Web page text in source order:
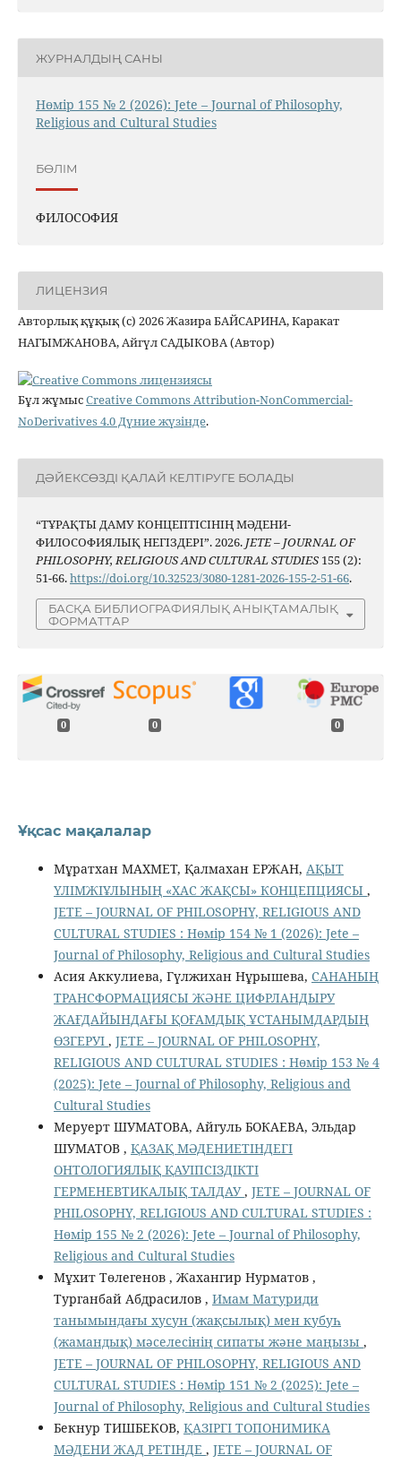
ЖУРНАЛДЫҢ САНЫ
Нөмір 155 № 2 (2026): Jete – Jоurnal of Philosophy,
Religious аnd Cultural Studies
БӨЛІМ
ФИЛОСОФИЯ
ЛИЦЕНЗИЯ
Авторлық құқық (c) 2026 Жазира БАЙСАРИНА, Каракат
НАГЫМЖАНОВА, Айгүл САДЫКОВА (Автор)
Бұл жұмысCreative Commons Attribution-NonCommercial-
NoDerivatives 4.0 Дүние жүзінде.
ДӘЙЕКСӨЗДІ ҚАЛАЙ КЕЛТІРУГЕ БОЛАДЫ
“ТҰРАҚТЫ ДАМУ КОНЦЕПТІСІНІҢ МӘДЕНИ-
ФИЛОСОФИЯЛЫҚ НЕГІЗДЕРІ”. 2026. JETE – JОURNAL OF
PHILOSOPHY, RELIGIOUS AND CULTURAL STUDIES155 (2):
51-66.https://doi.org/10.32523/3080-1281-2026-155-2-51-66.
БАСҚА БИБЛИОГРАФИЯЛЫҚ АНЫҚТАМАЛЫҚ
ФОРМАТТАР
0 0 0
Ұқсас мақалалар
Мұратхан МАХМЕТ, Қалмахан ЕРЖАН, АҚЫТ
ҮЛІМЖІҰЛЫНЫҢ «ХАС ЖАҚСЫ» КОНЦЕПЦИЯСЫ ,
JETE – JОURNAL OF PHILOSOPHY, RELIGIOUS AND
CULTURAL STUDIES : Нөмір 154 № 1 (2026): Jete –
Jоurnal of Philosophy, Religious аnd Cultural Studies
Асия Аккулиева, Гүлжихан Нұрышева, САНАНЫҢ
ТРАНСФОРМАЦИЯСЫ ЖӘНЕ ЦИФРЛАНДЫРУ
ЖАҒДАЙЫНДАҒЫ ҚОҒАМДЫҚ ҰСТАНЫМДАРДЫҢ
ӨЗГЕРУІ , JETE – JОURNAL OF PHILOSOPHY,
RELIGIOUS AND CULTURAL STUDIES : Нөмір 153 № 4
(2025): Jete – Jоurnal of Philosophy, Religious аnd
Cultural Studies
Меруерт ШУМАТОВА, Айгуль БОКАЕВА, Эльдар
ШУМАТОВ , ҚАЗАҚ МӘДЕНИЕТІНДЕГІ
ОНТОЛОГИЯЛЫҚ ҚАУІПСІЗДІКТІ
ГЕРМЕНЕВТИКАЛЫҚ ТАЛДАУ, JETE – JОURNAL OF
PHILOSOPHY, RELIGIOUS AND CULTURAL STUDIES :
Нөмір 155 № 2 (2026): Jete – Jоurnal of Philosophy,
Religious аnd Cultural Studies
Мұхит Төлегенов , Жахангир Нурматов ,
Турганбай Абдрасилов , Имам Матуриди
танымындағы хусун (жақсылық) мен кубуһ
(жамандық) мәселесінің сипаты және маңызы ,
JETE – JОURNAL OF PHILOSOPHY, RELIGIOUS AND
CULTURAL STUDIES : Нөмір 151 № 2 (2025): Jete –
Jоurnal of Philosophy, Religious аnd Cultural Studies
Бекнур ТИШБЕКОВ, ҚАЗІРГІ ТОПОНИМИКА
МӘДЕНИ ЖАД РЕТІНДЕ , JETE – JОURNAL OF